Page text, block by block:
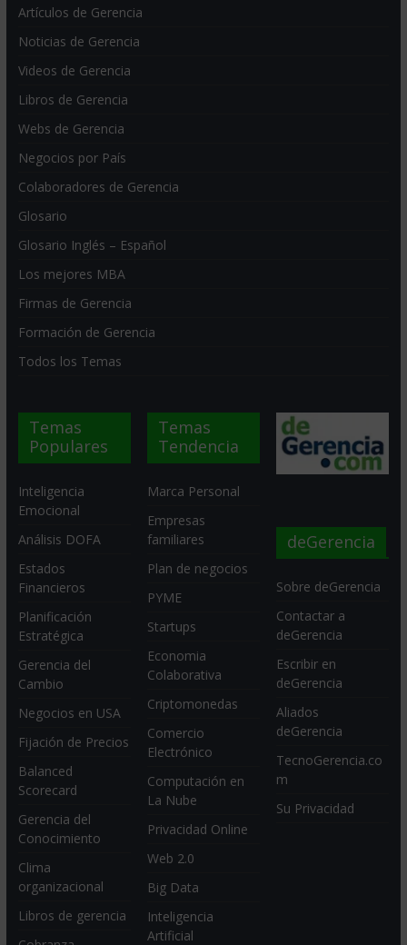
Artículos de Gerencia
Noticias de Gerencia
Videos de Gerencia
Libros de Gerencia
Webs de Gerencia
Negocios por País
Colaboradores de Gerencia
Glosario
Glosario Inglés – Español
Los mejores MBA
Firmas de Gerencia
Formación de Gerencia
Todos los Temas
Temas
Populares
Inteligencia
Emocional
Análisis DOFA
Estados
Financieros
Planificación
Estratégica
Gerencia del
Cambio
Negocios en USA
Fijación de Precios
Balanced
Scorecard
Gerencia del
Conocimiento
Clima
organizacional
Libros de gerencia
Temas
Tendencia
Marca Personal
Empresas
familiares
Plan de negocios
PYME
Startups
Economia
Colaborativa
Criptomonedas
Comercio
Electrónico
Computación en
La Nube
Privacidad Online
Web 2.0
Big Data
Inteligencia
Artificial
deGerencia
Sobre deGerencia
Contactar a
deGerencia
Escribir en
deGerencia
Aliados
deGerencia
TecnoGerencia.co
m
Su Privacidad